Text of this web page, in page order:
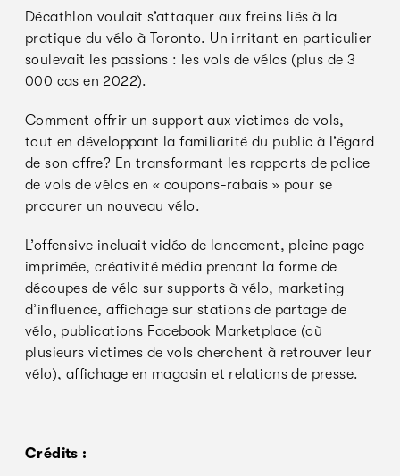
Décathlon voulait s’attaquer aux freins liés à la
pratique du vélo à Toronto. Un irritant en particulier
soulevait les passions : les vols de vélos (plus de 3
000 cas en 2022).
Comment offrir un support aux victimes de vols,
tout en développant la familiarité du public à l’égard
de son offre? En transformant les rapports de police
de vols de vélos en « coupons-rabais » pour se
procurer un nouveau vélo.
L’offensive incluait vidéo de lancement, pleine page
imprimée, créativité média prenant la forme de
découpes de vélo sur supports à vélo, marketing
d’influence, affichage sur stations de partage de
vélo, publications Facebook Marketplace (où
plusieurs victimes de vols cherchent à retrouver leur
vélo), affichage en magasin et relations de presse.
Crédits :